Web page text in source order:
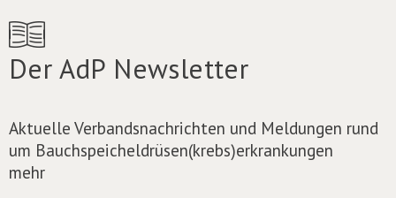
Der AdP Newsletter
Aktuelle Verbandsnachrichten und Meldungen rund
um Bauchspeicheldrüsen(krebs)erkrankungen
mehr